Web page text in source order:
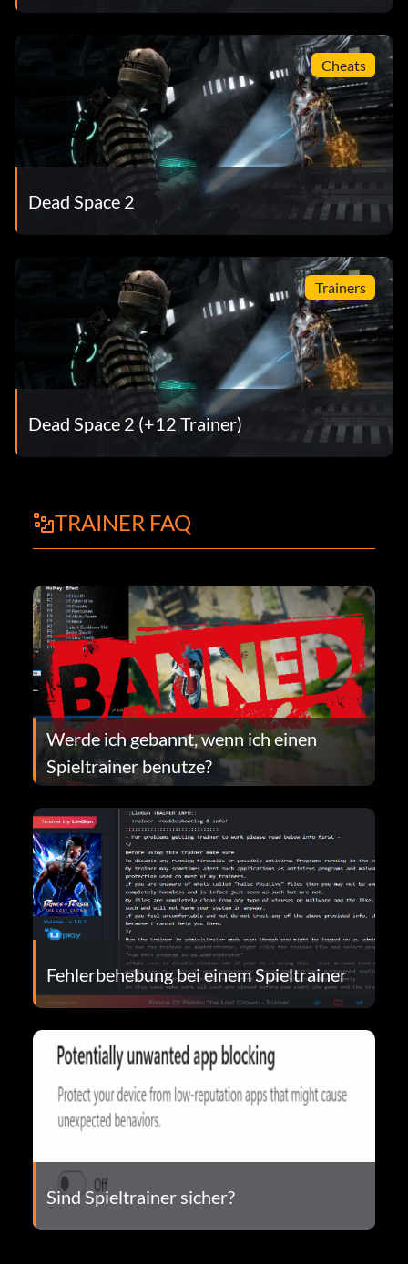
Cheats
Dead Space 2
Trainers
Dead Space 2 (+12 Trainer)
TRAINER FAQ
Werde ich gebannt, wenn ich einen
Spieltrainer benutze?
Fehlerbehebung bei einem Spieltrainer
Sind Spieltrainer sicher?